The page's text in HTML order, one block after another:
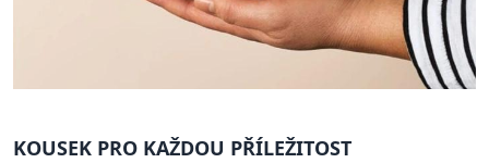
KOUSEK PRO KAŽDOU PŘÍLEŽITOST